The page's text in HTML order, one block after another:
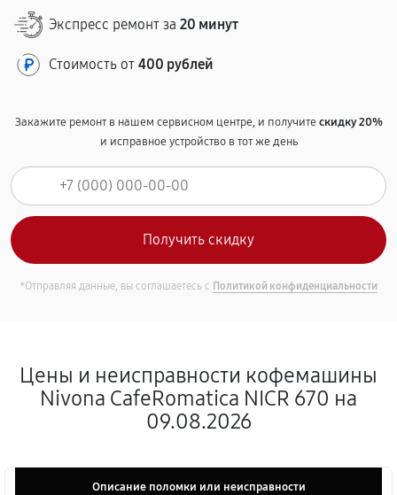
Экспресс ремонт за 20 минут
Стоимость от 400 рублей
Закажите ремонт в нашем сервисном центре, и получитескидку 20%
и исправное устройство в тот же день
*Отправляя данные, вы соглашаетесь с Политикой конфиденциальности
Цены и неисправности кофемашины
Nivona CafeRomatica NICR 670 на
09.08.2026
Описание поломки или неисправности